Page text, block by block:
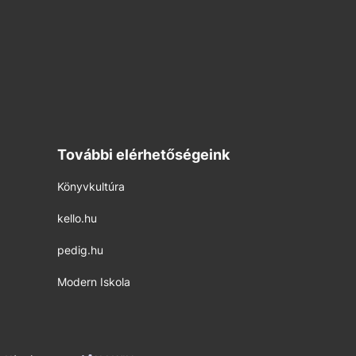
További elérhetőségeink
Könyvkultúra
kello.hu
pedig.hu
Modern Iskola